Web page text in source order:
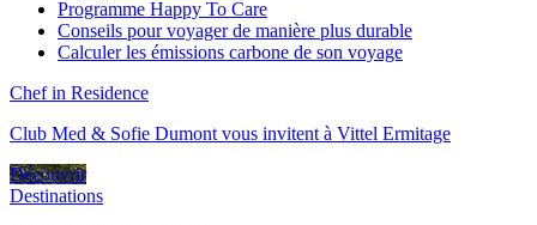
Programme Happy To Care
Conseils pour voyager de manière plus durable
Calculer les émissions carbone de son voyage
Chef in Residence
Club Med & Sofie Dumont vous invitent à Vittel Ermitage
Découvrir
Destinations